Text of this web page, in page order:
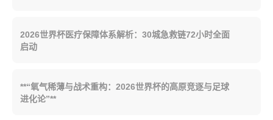
2026世界杯医疗保障体系解析：30城急救链72小时全面
启动
**“氧气稀薄与战术重构：2026世界杯的高原竞逐与足球
进化论”**